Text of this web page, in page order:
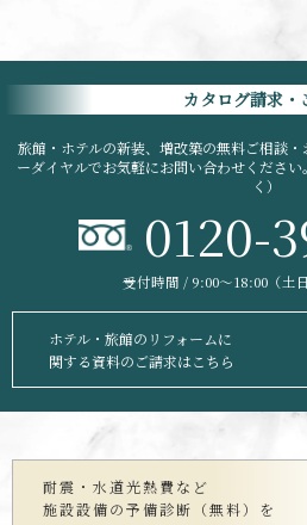
カタログ請求・
旅館・ホテルの新装、増改築の無料ご相談
ーダイヤルでお気軽にお問い合わせくださ
く）
0120-
受付時間 / 9:00〜18:00（土
ホテル・旅館のリフォームに
関する資料のご請求はこちら
耐震・水道光熱費など
施設設備の予備診断（無料）を